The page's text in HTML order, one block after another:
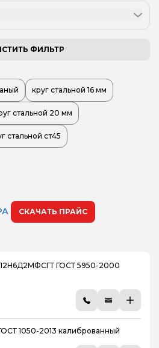
ФИЛЬТР
круг стальной 16 мм
стальной 20 мм
стальной ст45
СКАЧАТЬ ПРАЙС
ГОСТ 5950-2000
1050-2013 калиброванный